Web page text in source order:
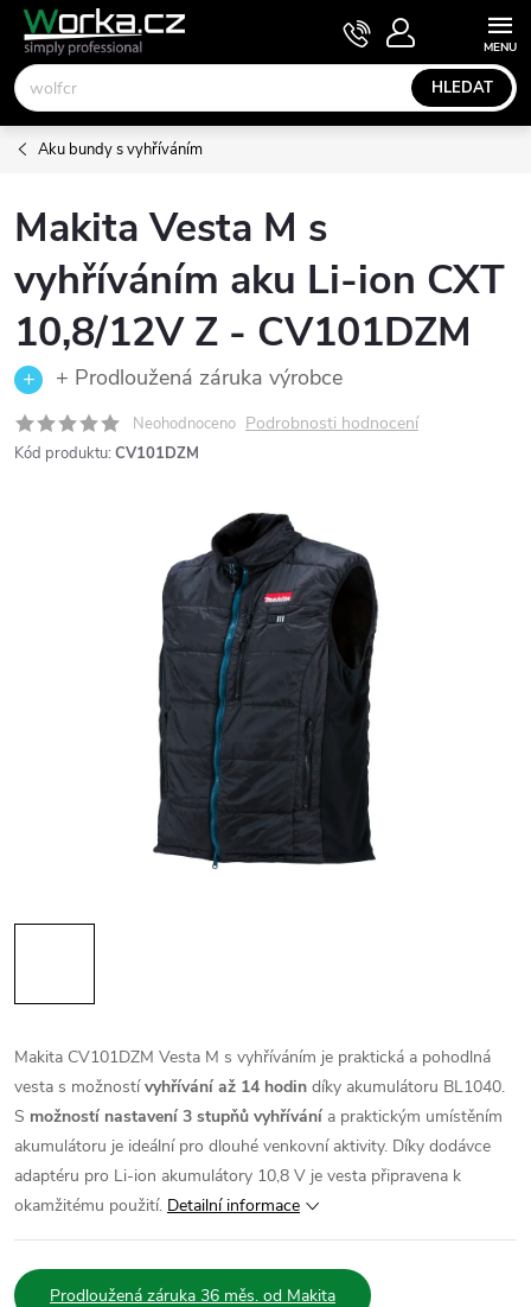
Přejít
obsah
HLEDAT
NÁKUPNÍ
KOŠÍK
Aku bundy s vyhříváním
Makita Vesta M s
vyhříváním aku Li-ion CXT
10,8/12V Z - CV101DZM
+ Prodloužená záruka výrobce
Neohodnoceno Podrobnosti hodnocení
Kód produktu: CV101DZM
Makita CV101DZM Vesta M s vyhříváním je praktická a pohodlná
vesta s možnostívyhřívání až 14 hodin díky akumulátoru BL1040.
S možností nastavení 3 stupňů vyhřívání a praktickým umístěním
akumulátoru je ideální pro dlouhé venkovní aktivity. Díky dodávce
adaptéru pro Li-ion akumulátory 10,8 V je vesta připravena k
okamžitému použití. Detailní informace
Prodloužená záruka 36 měs. od Makita